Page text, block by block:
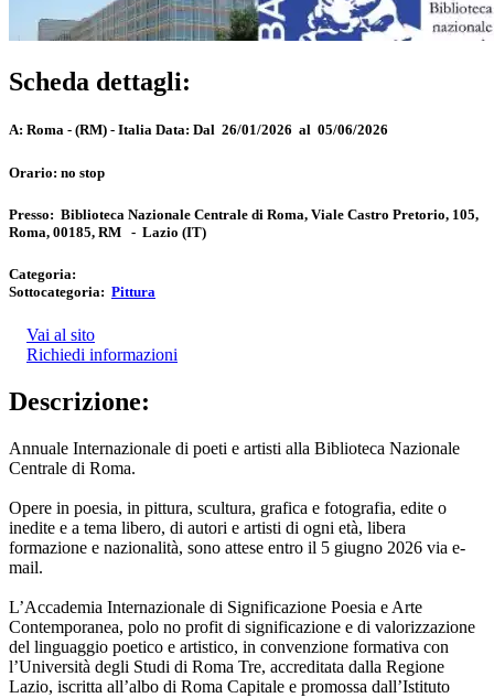
Scheda dettagli:
A: Roma - (RM) - Italia Data: Dal 26/01/2026 al 05/06/2026
Orario: no stop
Presso: Biblioteca Nazionale Centrale di Roma, Viale Castro Pretorio, 105,
Roma, 00185, RM - Lazio (IT)
Categoria:
Sottocategoria: Pittura
Vai al sito
Richiedi informazioni
Descrizione:
Annuale Internazionale di poeti e artisti alla Biblioteca Nazionale
Centrale di Roma.
Opere in poesia, in pittura, scultura, grafica e fotografia, edite o
inedite e a tema libero, di autori e artisti di ogni età, libera
formazione e nazionalità, sono attese entro il 5 giugno 2026 via e-
mail.
L’Accademia Internazionale di Significazione Poesia e Arte
Contemporanea, polo no profit di significazione e di valorizzazione
del linguaggio poetico e artistico, in convenzione formativa con
l’Università degli Studi di Roma Tre, accreditata dalla Regione
Lazio, iscritta all’albo di Roma Capitale e promossa dall’Istituto